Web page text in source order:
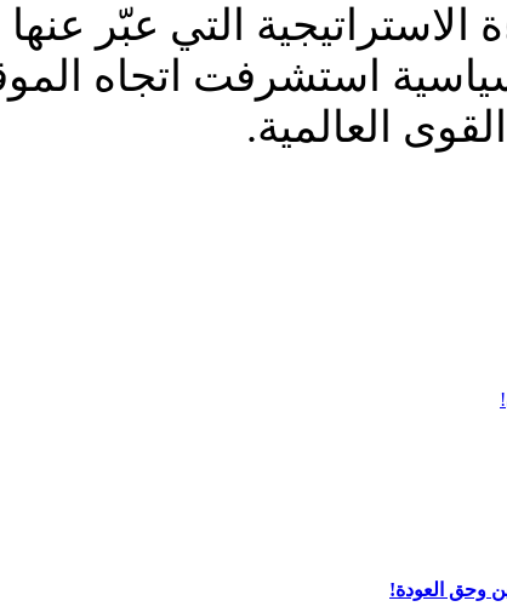
التي عبّر
استشرفت اتجاه
العالمية.
وحق العودة!